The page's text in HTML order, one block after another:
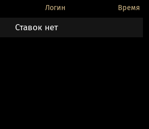
Логин Время
Ставок нет